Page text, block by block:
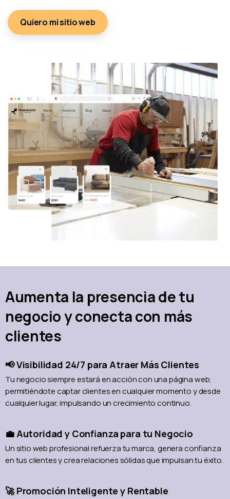
Quiero mi sitio web
Aumenta la presencia de tu
negocio y conecta con más
clientes
📢 Visibilidad 24/7 para Atraer Más Clientes
Tu negocio siempre estará en acción con una página web,
permitiéndote captar clientes en cualquier momento y desde
cualquier lugar, impulsando un crecimiento continuo.
💼 Autoridad y Confianza para tu Negocio
Un sitio web profesional refuerza tu marca, genera confianza
en tus clientes y crea relaciones sólidas que impulsan tu éxito.
🚀 Promoción Inteligente y Rentable